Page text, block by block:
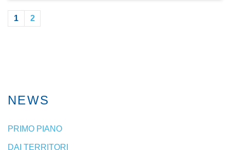
1 2
NEWS
PRIMO PIANO
DAI TERRITORI